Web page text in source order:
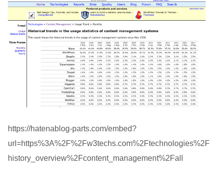
https://hatenablog-parts.com/embed?
url=https%3A%2F%2Fw3techs.com%2Ftechnologies%2F
history_overview%2Fcontent_management%2Fall